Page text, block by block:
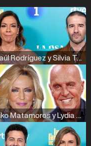
Raúl Rodríguez y Silvia Taulés nos cuentan su papel en 'La familia de la tele'
Kiko Matamoros y Lydia Lozano: "Nuestro público es de todas las edades y RTVE tiene un público muy pegado a las novelas, al que tenemos que captar"